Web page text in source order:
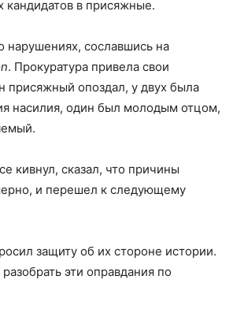
кандидатов в присяжные.
нарушениях, сославшись на
. Прокуратура привела свои
присяжный опоздал, у двух была
насилия, один был молодым отцом,
кивнул, сказал, что причины
и перешел к следующему
защиту об их стороне истории.
эти оправдания по